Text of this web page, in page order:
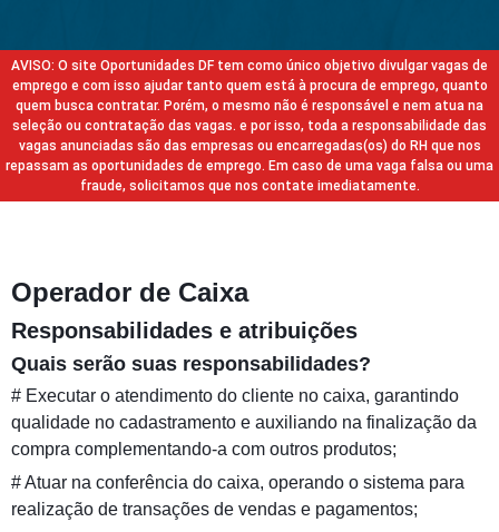
AVISO: O site Oportunidades DF tem como único objetivo divulgar vagas de
emprego e com isso ajudar tanto quem está à procura de emprego, quanto
quem busca contratar. Porém, o mesmo não é responsável e nem atua na
seleção ou contratação das vagas. e por isso, toda a responsabilidade das
vagas anunciadas são das empresas ou encarregadas(os) do RH que nos
repassam as oportunidades de emprego. Em caso de uma vaga falsa ou uma
fraude, solicitamos que nos contate imediatamente.
Operador de Caixa
Responsabilidades e atribuições
Quais serão suas responsabilidades?
# Executar o atendimento do cliente no caixa, garantindo
qualidade no cadastramento e auxiliando na finalização da
compra complementando-a com outros produtos;
# Atuar na conferência do caixa, operando o sistema para
realização de transações de vendas e pagamentos;